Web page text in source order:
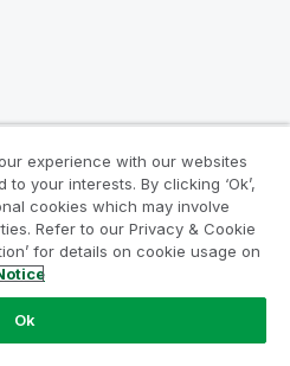
experience with our websites
your interests. By clicking ‘Ok’,
cookies which may involve
Refer to our Privacy & Cookie
for details on cookie usage on
Ok